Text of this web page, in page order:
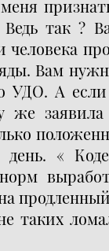
так ?
Вам
УДО. А
заявила
день. «
таких